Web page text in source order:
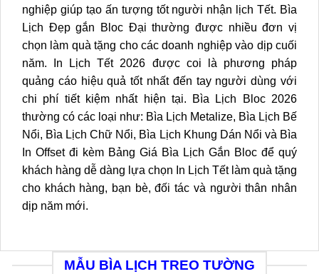
nghiệp giúp tạo ấn tượng tốt người nhận lịch Tết. Bìa
Lịch Đẹp gắn Bloc Đại thường được nhiều đơn vị
chọn làm quà tặng cho các doanh nghiệp vào dịp cuối
năm. In Lịch Tết 2026 được coi là phương pháp
quảng cáo hiệu quả tốt nhất đến tay người dùng với
chi phí tiết kiệm nhất hiện tại. Bìa Lịch Bloc 2026
thường có các loại như: Bìa Lịch Metalize, Bìa Lịch Bế
Nổi, Bìa Lịch Chữ Nổi, Bìa Lịch Khung Dán Nổi và Bìa
In Offset đi kèm Bảng Giá Bìa Lịch Gắn Bloc để quý
khách hàng dễ dàng lựa chọn In Lịch Tết làm quà tặng
cho khách hàng, bạn bè, đối tác và người thân nhân
dịp năm mới.
MẪU BÌA LỊCH TREO TƯỜNG